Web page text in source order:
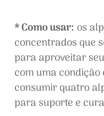
* Como usar: os
concentrados que
para aproveitar
com uma condição
consumir quatro
para suporte e